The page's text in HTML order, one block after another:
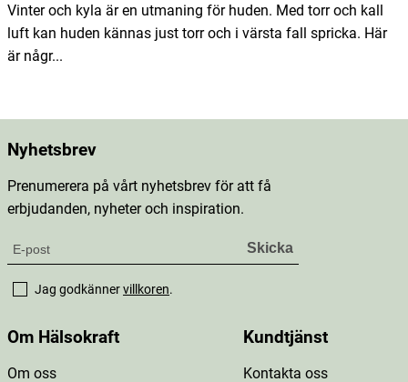
Vinter och kyla är en utmaning för huden. Med torr och kall
luft kan huden kännas just torr och i värsta fall spricka. Här
är någr...
Nyhetsbrev
Prenumerera på vårt nyhetsbrev för att få
erbjudanden, nyheter och inspiration.
Jag godkännervillkoren.
Om Hälsokraft
Om oss
Kundtjänst
Kontakta oss